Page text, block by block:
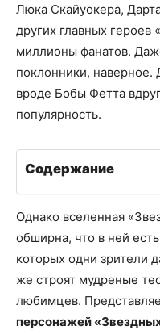
Люка Скайуокера,
других главных героев
миллионы фанатов.
поклонники,
вроде Бобы Фетта
популярность.
Содержание
Однако вселенная
обширна, что в ней
которых одни зрители
же строят мудреные
любимцев.
персонажей